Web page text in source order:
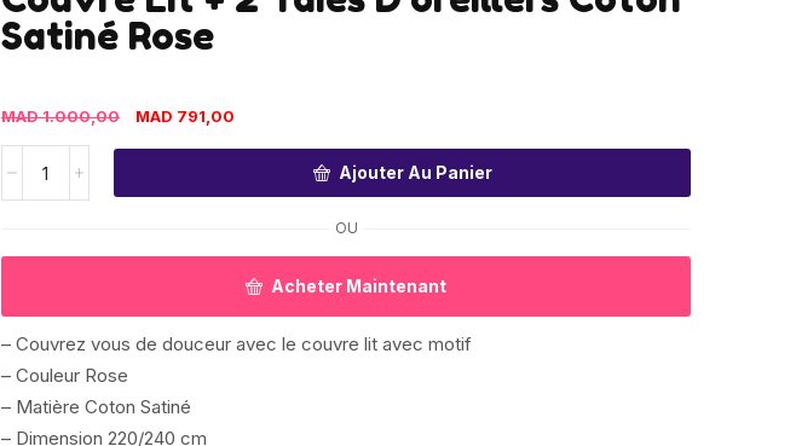
Satiné Rose
MAD1.000,00 MAD 791,00
Ajouter Au Panier
OU
Acheter Maintenant
– Couvrez vous de douceur avec le couvre lit avec motif
– Couleur Rose
– Matière Coton Satiné
– Dimension 220/240 cm